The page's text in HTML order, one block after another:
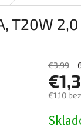
T20W
€3,99
€1,10
cena: